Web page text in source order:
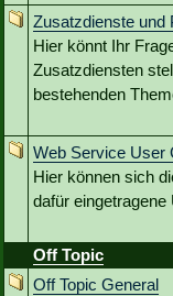
Zusatzdienste und
Hier könnt Ihr
Zusatzdiensten
bestehenden
Web Service User
Hier können sich
dafür eingetragene
Off Topic
Off Topic General